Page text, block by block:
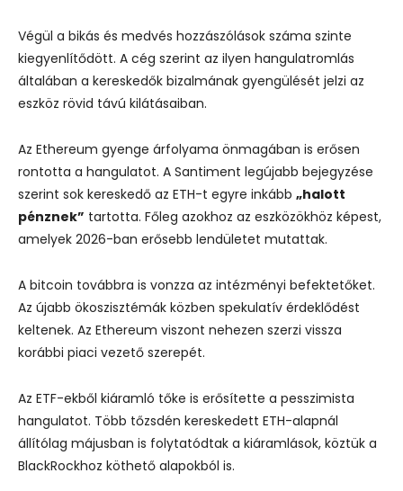
Végül a bikás és medvés hozzászólások száma szinte
kiegyenlítődött. A cég szerint az ilyen hangulatromlás
általában a kereskedők bizalmának gyengülését jelzi az
eszköz rövid távú kilátásaiban.
Az Ethereum gyenge árfolyama önmagában is erősen
rontotta a hangulatot. A Santiment legújabb bejegyzése
szerint sok kereskedő az ETH-t egyre inkább „halott
pénznek” tartotta. Főleg azokhoz az eszközökhöz képest,
amelyek 2026-ban erősebb lendületet mutattak.
A bitcoin továbbra is vonzza az intézményi befektetőket.
Az újabb ökoszisztémák közben spekulatív érdeklődést
keltenek. Az Ethereum viszont nehezen szerzi vissza
korábbi piaci vezető szerepét.
Az ETF-ekből kiáramló tőke is erősítette a pesszimista
hangulatot. Több tőzsdén kereskedett ETH-alapnál
állítólag májusban is folytatódtak a kiáramlások, köztük a
BlackRockhoz köthető alapokból is.